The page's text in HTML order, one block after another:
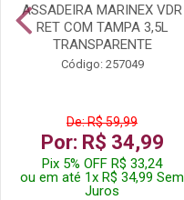
ASSADEIRA MARINEX VDR
RET COM TAMPA 3,5L
TRANSPARENTE
Código: 257049
De: R$ 59,99
Por: R$ 34,99
Pix 5% OFF R$ 33,24
ou em até 1x R$ 34,99 Sem
Juros